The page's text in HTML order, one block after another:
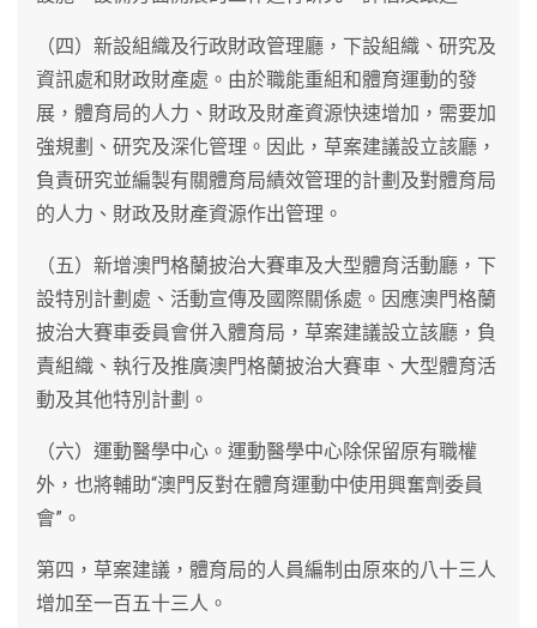
（四）新設組織及行政財政管理廳，下設組織、研究及
資訊處和財政財產處。由於職能重組和體育運動的發
展，體育局的人力、財政及財產資源快速增加，需要加
強規劃、研究及深化管理。因此，草案建議設立該廳，
負責研究並編製有關體育局績效管理的計劃及對體育局
的人力、財政及財產資源作出管理。
（五）新增澳門格蘭披治大賽車及大型體育活動廳，下
設特別計劃處、活動宣傳及國際關係處。因應澳門格蘭
披治大賽車委員會併入體育局，草案建議設立該廳，負
責組織、執行及推廣澳門格蘭披治大賽車、大型體育活
動及其他特別計劃。
（六）運動醫學中心。運動醫學中心除保留原有職權
外，也將輔助“澳門反對在體育運動中使用興奮劑委員
會”。
第四，草案建議，體育局的人員編制由原來的八十三人
增加至一百五十三人。